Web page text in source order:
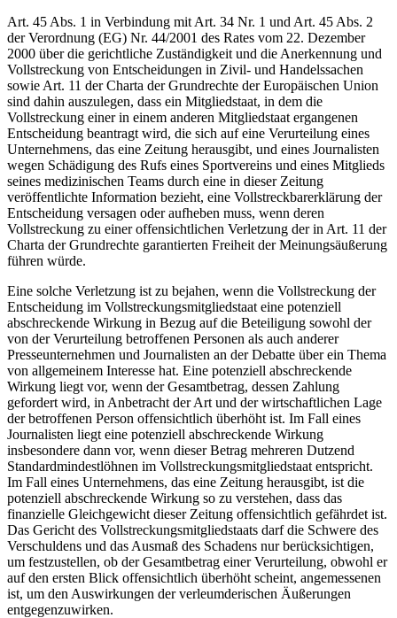
Art. 45 Abs. 1 in Verbindung mit Art. 34 Nr. 1 und Art. 45 Abs. 2
der Verordnung (EG) Nr. 44/2001 des Rates vom 22. Dezember
2000 über die gerichtliche Zuständigkeit und die Anerkennung und
Vollstreckung von Entscheidungen in Zivil- und Handelssachen
sowie Art. 11 der Charta der Grundrechte der Europäischen Union
sind dahin auszulegen, dass ein Mitgliedstaat, in dem die
Vollstreckung einer in einem anderen Mitgliedstaat ergangenen
Entscheidung beantragt wird, die sich auf eine Verurteilung eines
Unternehmens, das eine Zeitung herausgibt, und eines Journalisten
wegen Schädigung des Rufs eines Sportvereins und eines Mitglieds
seines medizinischen Teams durch eine in dieser Zeitung
veröffentlichte Information bezieht, eine Vollstreckbarerklärung der
Entscheidung versagen oder aufheben muss, wenn deren
Vollstreckung zu einer offensichtlichen Verletzung der in Art. 11 der
Charta der Grundrechte garantierten Freiheit der Meinungsäußerung
führen würde.
Eine solche Verletzung ist zu bejahen, wenn die Vollstreckung der
Entscheidung im Vollstreckungsmitgliedstaat eine potenziell
abschreckende Wirkung in Bezug auf die Beteiligung sowohl der
von der Verurteilung betroffenen Personen als auch anderer
Presseunternehmen und Journalisten an der Debatte über ein Thema
von allgemeinem Interesse hat. Eine potenziell abschreckende
Wirkung liegt vor, wenn der Gesamtbetrag, dessen Zahlung
gefordert wird, in Anbetracht der Art und der wirtschaftlichen Lage
der betroffenen Person offensichtlich überhöht ist. Im Fall eines
Journalisten liegt eine potenziell abschreckende Wirkung
insbesondere dann vor, wenn dieser Betrag mehreren Dutzend
Standardmindestlöhnen im Vollstreckungsmitgliedstaat entspricht.
Im Fall eines Unternehmens, das eine Zeitung herausgibt, ist die
potenziell abschreckende Wirkung so zu verstehen, dass das
finanzielle Gleichgewicht dieser Zeitung offensichtlich gefährdet ist.
Das Gericht des Vollstreckungsmitgliedstaats darf die Schwere des
Verschuldens und das Ausmaß des Schadens nur berücksichtigen,
um festzustellen, ob der Gesamtbetrag einer Verurteilung, obwohl er
auf den ersten Blick offensichtlich überhöht scheint, angemessenen
ist, um den Auswirkungen der verleumderischen Äußerungen
entgegenzuwirken.